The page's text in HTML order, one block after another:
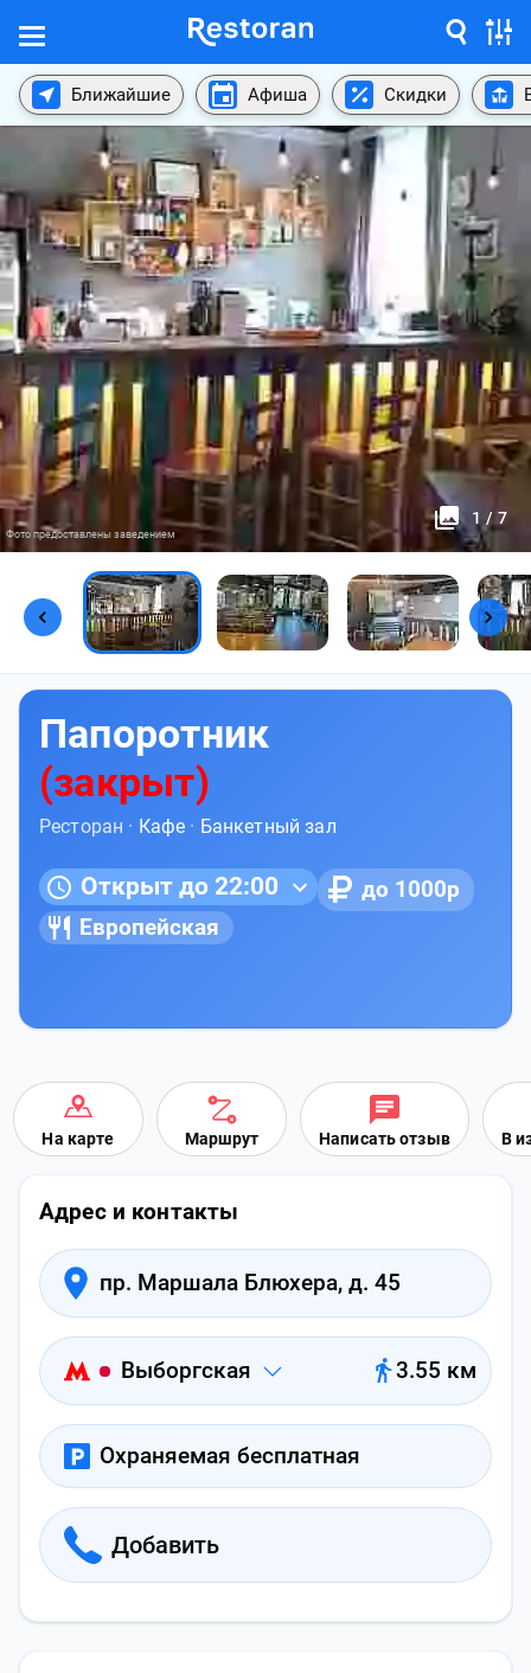
Ближайшие Афиша Скидки
1 / 7
Фото предоставлены заведением
Папоротник
(закрыт)
Ресторан · Кафе · Банкетный зал
Открыт до 22:00
до 1000р
Европейская
На карте Маршрут Написать отзыв В
Адрес и контакты
пр. Маршала Блюхера, д. 45
Выборгская 3.55 км
Охраняемая бесплатная
Добавить